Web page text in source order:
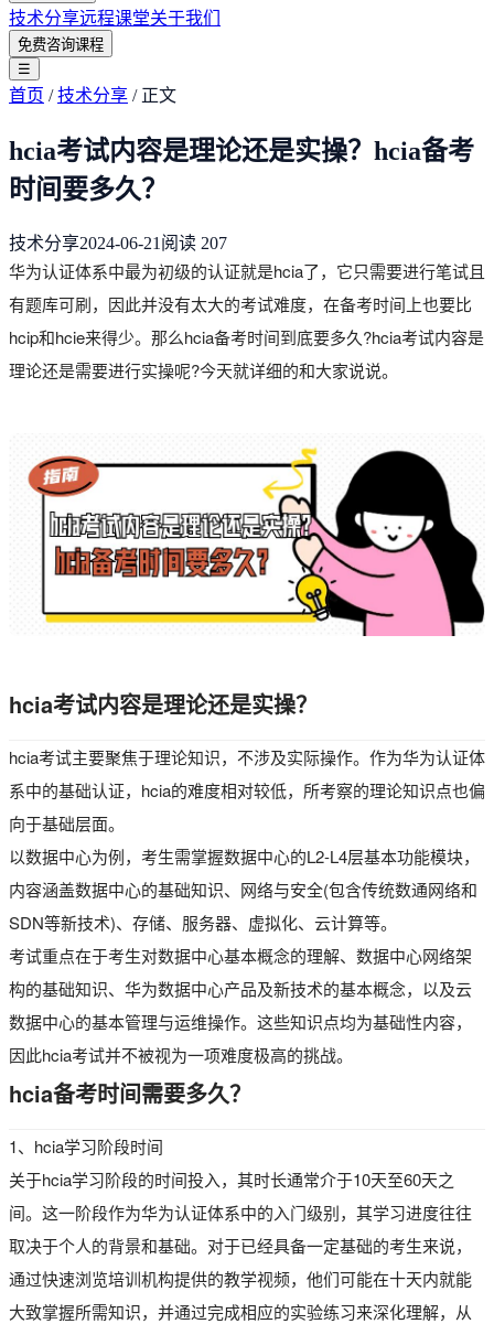
技术分享远程课堂关于我们
免费咨询课程
☰
首页 /技术分享 / 正文
hcia考试内容是理论还是实操？hcia备考
时间要多久？
技术分享2024-06-21 阅读 207
华为认证体系中最为初级的认证就是hcia了，它只需要进行笔试且
有题库可刷，因此并没有太大的考试难度，在备考时间上也要比
hcip和hcie来得少。那么hcia备考时间到底要多久?hcia考试内容是
理论还是需要进行实操呢?今天就详细的和大家说说。
hcia考试内容是理论还是实操？
hcia考试主要聚焦于理论知识，不涉及实际操作。作为华为认证体
系中的基础认证，hcia的难度相对较低，所考察的理论知识点也偏
向于基础层面。
以数据中心为例，考生需掌握数据中心的L2-L4层基本功能模块，
内容涵盖数据中心的基础知识、网络与安全(包含传统数通网络和
SDN等新技术)、存储、服务器、虚拟化、云计算等。
考试重点在于考生对数据中心基本概念的理解、数据中心网络架
构的基础知识、华为数据中心产品及新技术的基本概念，以及云
数据中心的基本管理与运维操作。这些知识点均为基础性内容，
因此hcia考试并不被视为一项难度极高的挑战。
hcia备考时间需要多久？
1、hcia学习阶段时间
关于hcia学习阶段的时间投入，其时长通常介于10天至60天之
间。这一阶段作为华为认证体系中的入门级别，其学习进度往往
取决于个人的背景和基础。对于已经具备一定基础的考生来说，
通过快速浏览培训机构提供的教学视频，他们可能在十天内就能
大致掌握所需知识，并通过完成相应的实验练习来深化理解，从